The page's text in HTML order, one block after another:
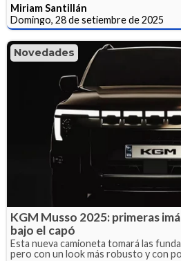
Miriam Santillán
Domingo, 28 de setiembre de 2025
Novedades
KGM Musso 2025: primeras
bajo el capó
Esta nueva camioneta tomará las
pero con un look más robusto y con